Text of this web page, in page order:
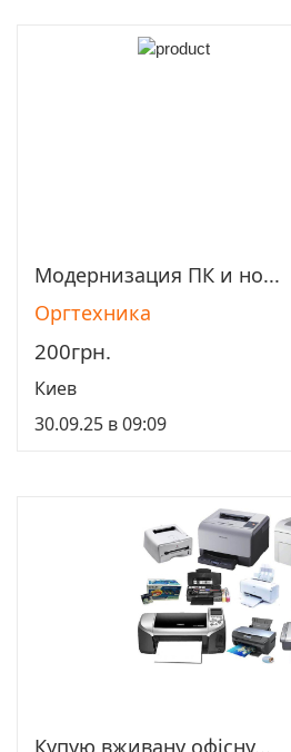
Просмотреть
Модернизация ПК и но...
Оргтехника
200грн.
Киев
30.09.25 в 09:09
Просмотреть
Купую вживану офісну...